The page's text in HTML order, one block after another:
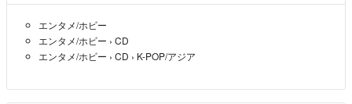
エンタメ/ホビー
エンタメ/ホビー › CD
エンタメ/ホビー › CD › K-POP/アジア